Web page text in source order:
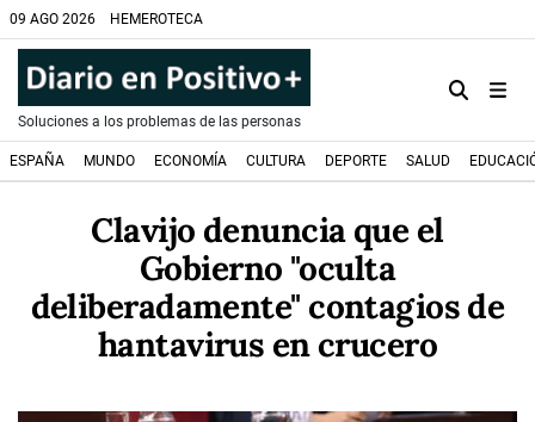
09 AGO 2026 HEMEROTECA
Soluciones a los problemas de las personas
ESPAÑA MUNDO ECONOMÍA CULTURA DEPORTE SALUD
Clavijo denuncia que el
Gobierno "oculta
deliberadamente" contagios de
hantavirus en crucero